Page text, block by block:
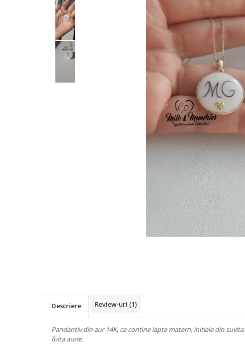
Vouchere Cadou
Descriere Review-uri (1)
Pandantiv din aur 14K, ce contine lapte matern, initiale din
foita aurie.